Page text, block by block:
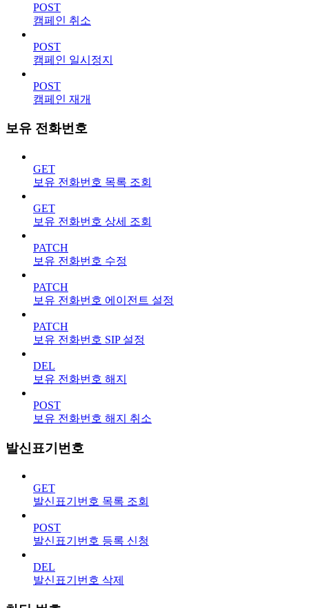
POST
캠페인 취소
POST
캠페인 일시정지
POST
캠페인 재개
보유 전화번호
GET
보유 전화번호 목록 조회
GET
보유 전화번호 상세 조회
PATCH
보유 전화번호 수정
PATCH
보유 전화번호 에이전트 설정
PATCH
보유 전화번호 SIP 설정
DEL
보유 전화번호 해지
POST
보유 전화번호 해지 취소
발신표기번호
GET
발신표기번호 목록 조회
POST
발신표기번호 등록 신청
DEL
발신표기번호 삭제